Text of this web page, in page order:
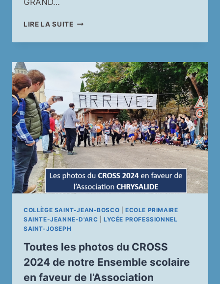
GRAND…
LIRE LA SUITELA
DRONE
CROSS
2024-
2025
COLLÈGE SAINT-JEAN-BOSCO |ECOLE PRIMAIRE
SAINTE-JEANNE-D'ARC |LYCÉE PROFESSIONNEL
SAINT-JOSEPH
Toutes les photos du CROSS
2024 de notre Ensemble scolaire
en faveur de l’Association